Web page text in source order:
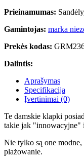
Prieinamumas:
Gamintojas: marka
Prekės kodas:
Dalintis:
Aprašymas
Specifikacija
Įvertinimai (0)
Te damskie klapki
takie jak "innowacyjne"
Nie tylko są one
plażowanie.